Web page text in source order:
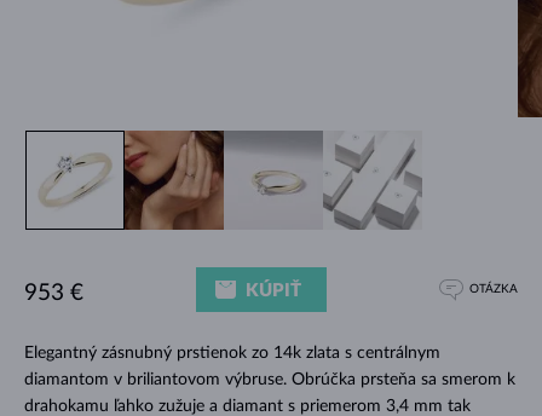
Elegantný zásnubný prstienok zo 14k zlata s centrálnym
diamantom v briliantovom výbruse. Obrúčka prsteňa sa smerom k
drahokamu ľahko zužuje a diamant s priemerom 3,4 mm tak
953 € KÚPIŤ OTÁZKA